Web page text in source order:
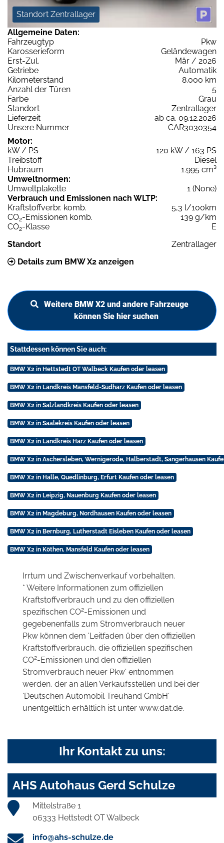
Standort Zentrallager
Allgemeine Daten:
Fahrzeugtyp
Pkw
Karosserieform
Geländewagen
Erst-Zul.
Mär / 2026
Getriebe
Automatik
Kilometerstand
8.000 km
Anzahl der Türen
5
Farbe
Grau
Standort
Zentrallager
Lieferzeit
ab ca. 09.12.2026
Unsere Nummer
CAR3030354
Motor:
kW / PS
120 kW / 163 PS
Treibstoff
Diesel
Hubraum
1.995 cm³
Umweltnormen:
Umweltplakette
1 (None)
Verbrauch und Emissionen nach WLTP:
Kraftstoffverbr. komb.
5,3 l/100km
CO2-Emissionen komb.
139 g/km
CO2-Klasse
E
Standort
Zentrallager
Details zum BMW X2 anzeigen
Weitere BMW X2 und andere Fahrzeuge
können Sie hier suchen
Stattdessen können Sie auch:
BMW X2 in Hettstedt OT Walbeck Kaufen oder leasen
BMW X2 in Landkreis Mansfeld-Südharz Kaufen oder leasen
BMW X2 in Salzlandkreis Kaufen oder leasen
BMW X2 in Saalekreis Kaufen oder leasen
BMW X2 in Landkreis Harz Kaufen oder leasen
BMW X2 in Aschersleben, Wernigerode, Halberstadt, Sangerhausen
BMW X2 in Halle, Quedlinburg, Erfurt Kaufen oder leasen
BMW X2 in Leipzig, Nauenburg Kaufen oder leasen
BMW X2 in Magdeburg, Nordhausen Kaufen oder leasen
BMW X2 in Bernburg, Lutherstadt Eisleben Kaufen oder leasen
BMW X2 in Köthen, Mansfeld Kaufen oder leasen
Irrtum und Zwischenverkauf vorbehalten.
* Weitere Informationen zum offiziellen
Kraftstoffverbrauch und zu den offiziellen
spezifischen CO2-Emissionen und
gegebenenfalls zum Stromverbrauch neuer
Pkw können dem 'Leitfaden über den offiziellen
Kraftstoffverbrauch, die offiziellen spezifischen
CO2-Emissionen und den offiziellen
Stromverbrauch neuer Pkw' entnommen
werden, der an allen Verkaufsstellen und bei der
'Deutschen Automobil Treuhand GmbH'
unentgeltlich erhältlich ist unter www.dat.de.
Ihr Kontakt zu uns:
AHS Autohaus Gerd Schulze
Mittelstraße 1
06333 Hettstedt OT Walbeck
info@ahs-schulze.de